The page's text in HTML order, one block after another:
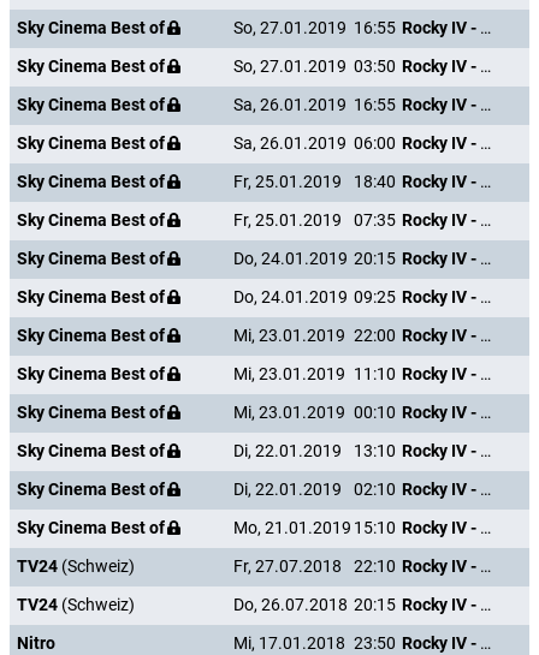
Sky Cinema Best of
So, 27.01.2019 16:55
Rocky IV - Der Kampf des Jahrhunderts
Sky Cinema Best of
So, 27.01.2019 03:50
Rocky IV - Der Kampf des Jahrhunderts
Sky Cinema Best of
Sa, 26.01.2019 16:55
Rocky IV - Der Kampf des Jahrhunderts
Sky Cinema Best of
Sa, 26.01.2019 06:00
Rocky IV - Der Kampf des Jahrhunderts
Sky Cinema Best of
Fr, 25.01.2019 18:40
Rocky IV - Der Kampf des Jahrhunderts
Sky Cinema Best of
Fr, 25.01.2019 07:35
Rocky IV - Der Kampf des Jahrhunderts
Sky Cinema Best of
Do, 24.01.2019 20:15
Rocky IV - Der Kampf des Jahrhunderts
Sky Cinema Best of
Do, 24.01.2019 09:25
Rocky IV - Der Kampf des Jahrhunderts
Sky Cinema Best of
Mi, 23.01.2019 22:00
Rocky IV - Der Kampf des Jahrhunderts
Sky Cinema Best of
Mi, 23.01.2019 11:10
Rocky IV - Der Kampf des Jahrhunderts
Sky Cinema Best of
Mi, 23.01.2019 00:10
Rocky IV - Der Kampf des Jahrhunderts
Sky Cinema Best of
Di, 22.01.2019 13:10
Rocky IV - Der Kampf des Jahrhunderts
Sky Cinema Best of
Di, 22.01.2019 02:10
Rocky IV - Der Kampf des Jahrhunderts
Sky Cinema Best of
Mo, 21.01.2019 15:10
Rocky IV - Der Kampf des Jahrhunderts
TV24 (Schweiz) Fr, 27.07.2018 22:10
Rocky IV - Der Kampf des Jahrhunderts
TV24 (Schweiz) Do, 26.07.2018 20:15
Rocky IV - Der Kampf des Jahrhunderts
Nitro
Mi, 17.01.2018 23:50
Rocky IV - Der Kampf des Jahrhunderts